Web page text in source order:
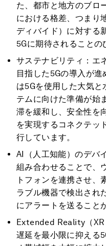
た、都市と地方のブロ
における格差、つまり
ディバイド）に対する
5Gに期待されることの
サステナビリティ：エ
目指した5Gの導入が
は5Gを使用した大気
テムに向けた準備が始
滞を緩和し、安全性を
を実現するコネクテッ
行しています。
AI（人工知能）のデバ
組み合わせることで、
トフォンを連携させ、
ラブル機器で検出され
にアラートを送ること
Extended Reality（XR
遅延を最小限に抑える